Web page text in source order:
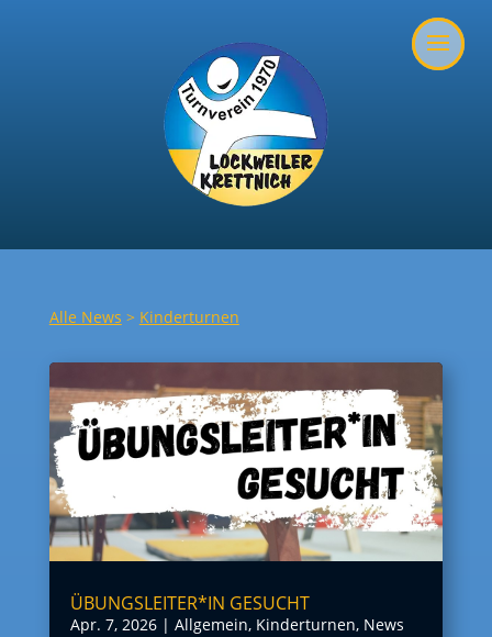
Alle News > Kinderturnen
ÜBUNGSLEITER*IN GESUCHT
Apr. 7, 2026| Allgemein, Kinderturnen, News